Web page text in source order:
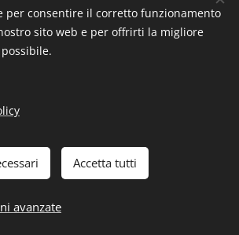
essere contattato quanto
vetraio in zona Corsica
on line
CONTATTI
per consentire il corretto funzionamento
sito web e per offrirti la migliore
Accetta tutti
avanzate